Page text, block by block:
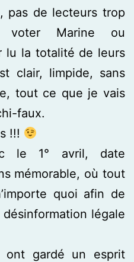
pas de lecteurs trop
voter Marine ou
lu la totalité de leurs
clair, limpide, sans
tout ce que je vais
faux.
!!!
le 1° avril, date
mémorable, où tout
quoi afin de
légale
ont gardé un esprit